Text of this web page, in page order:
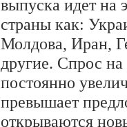
выпуска идет на
страны как:
Молдова, Иран,
другие. Спрос
постоянно
превышает
открываются